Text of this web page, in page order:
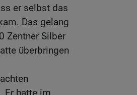
er selbst das
Das gelang
Zentner Silber
überbringen
Er hatte im